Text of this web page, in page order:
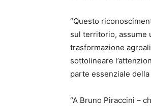
“Questo
sul territorio, assume
trasformazione
sottolineare
parte essenziale
“A Bruno Piraccini –